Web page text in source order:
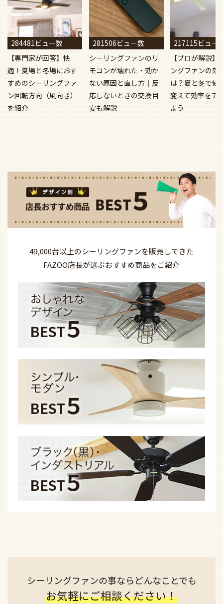
284481ビュー数
【専門家が回答】快
適！夏場と冬場におす
すめのシーリングファ
ン回転方向（風向き）
を紹介
281506ビュー数
シーリングファンのリ
モコンが壊れた・効か
ない原因と直し方｜反
応しないときの交換目
安も解説
217115ビュー
【プロが解説】
ングファンの効
は？夏と冬で使
変えて効率をア
よう
49,000台以上のシーリングファンを販売してきた
FAZOO店長が選ぶおすすめ商品をご紹介
シーリングファンの事ならどんなことでも
お気軽にご相談ください！